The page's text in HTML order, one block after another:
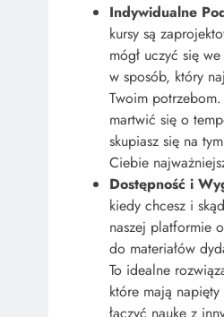
Indywidualne
kursy są
mógł uczyć się
w sposób, który
Twoim
martwić się o
skupiasz się na
Ciebie
Dostępność i
kiedy chcesz i
naszej platformie
do materiałów
To idealne
które mają
łączyć naukę z